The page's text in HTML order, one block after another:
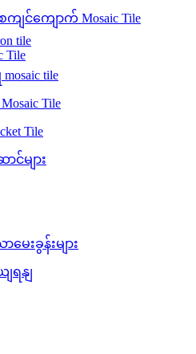
ကျင်ကျောက် Mosaic Tile
tile
Tile
tile
Tile
Tile
င်များ
ေးခွန်းများ
ရနျ